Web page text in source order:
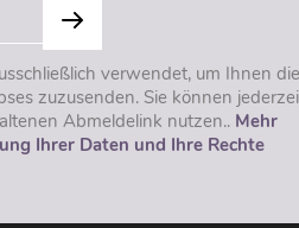
verwendet, um Ihnen die
zuzusenden. Sie können
Abmeldelink nutzen.. Mehr
Ihrer Daten und Ihre Rechte